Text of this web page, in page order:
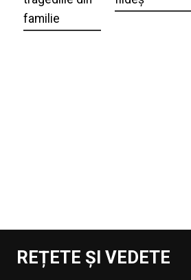
familie
REȚETE ȘI VEDETE